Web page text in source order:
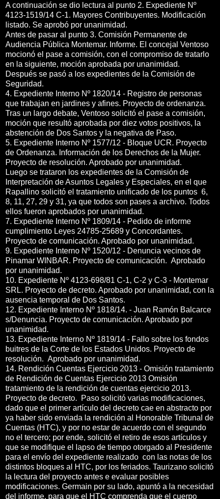
A continuación se dio lectura al punto 2. Expediente Nº
4123-1519/14 C-1. Mayores Contribuyentes. Modificación
listado. Se aprobó por unanimidad.
Antes de pasar al punto 3. Comisión Permanente de
Audiencia Pública Montemar. Informe. El concejal Ventoso
mocionó el pase a comisión, con el compromiso de tratarlo
en la siguiente, moción aprobada por unanimidad.
Después se pasó a los expedientes de la Comisión de
Seguridad.
4. Expediente Interno Nº 1820/14 - Registro de personas
que trabajan en jardines y afines. Proyecto de ordenanza.
Tras un largo debate, Ventoso solicitó el pase a comisión,
moción que resultó aprobada por diez votos positivos, la
abstención de Dos Santos y la negativa de Paso.
5. Expediente Interno Nº 1577/12 - Bloque UCR. Proyecto
de Ordenanza. Información de los Derechos de la Mujer.
Proyecto de resolución. Aprobado por unanimidad.
Luego se trataron los expedientes de la Comisión de
Interpretación de Asuntos Legales y Especiales, en el que
Rapallino solicitó el tratamiento unificado de los puntos 6,
8, 11, 27, 29 y 31, ya que todos son pases a archivo. Todos
ellos fueron aprobados por unanimidad.
7. Expediente Interno Nº 1809/14 - Pedido de informe
cumplimiento Leyes 24785-25689 y Concordantes.
Proyecto de comunicación. Aprobado por unanimidad.
9. Expediente Interno Nº 1520/12 - Denuncia vecinos de
Pinamar WINBAR. Proyecto de comunicación. Aprobado
por unanimidad.
10. Expediente Nº 4123-698/81 C-1, C-2 y C-3 - Montemar
SRL. Proyecto de decreto. Aprobado por unanimidad, con la
ausencia temporal de Dos Santos.
12. Expediente Interno Nº 1818/14. - Juan Ramón Balcarce
s/Denuncia. Proyecto de comunicación. Aprobado por
unanimidad.
13. Expediente Interno Nº 1819/14 - Fallo sobre los fondos
buitres de la Corte de los Estados Unidos. Proyecto de
resolución. Aprobado por unanimidad.
14. Rendición Cuentas Ejercicio 2013 - Omisión tratamiento
de Rendición de Cuentas Ejercicio 2013 Omisión
tratamiento de la rendición de cuentas ejercicio 2013.
Proyecto de decreto. Paso solicitó varias modificaciones,
dado que el primer artículo del decreto cae en abstracto por
ya haber sido enviada la rendición al Honorable Tribunal de
Cuentas (HTC), y por no estar de acuerdo con el segundo
no el tercero; por ende, solicitó el retiro de esos artículos y
que se modifique el lapso de tiempo otorgado al Presidente
para el envío del expediente realizado con las notas de los
distintos bloques al HTC, por los feriados. Taurizano solicitó
la lectura del proyecto antes e evaluar posibles
modificaciones. Germain por su lado, apuntó a la necesidad
del informe, para que el HTC comprenda que el cuerpo